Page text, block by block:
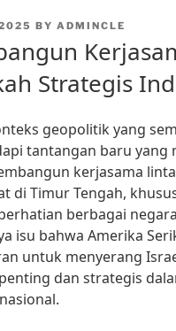
BY ADMINCLE
Strategis
geopolitik yang
tantangan baru
kerjasama
di Timur Tengah,
berbagai
isu bahwa Amerika
untuk menyerang
dan strategis